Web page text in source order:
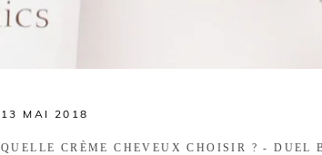
13 MAI 2018
QUELLE CRÈME CHEVEUX CHOISIR ? - DUEL